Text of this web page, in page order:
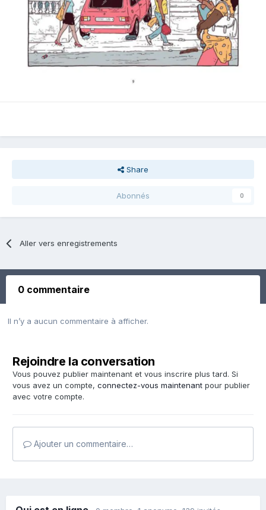
Share
Abonnés 0
Aller vers enregistrements
0 commentaire
Il n’y a aucun commentaire à afficher.
Rejoindre la conversation
Vous pouvez publier maintenant et vous inscrire plus tard. Si
vous avez un compte, connectez-vous maintenant pour publier
avec votre compte.
Ajouter un commentaire…